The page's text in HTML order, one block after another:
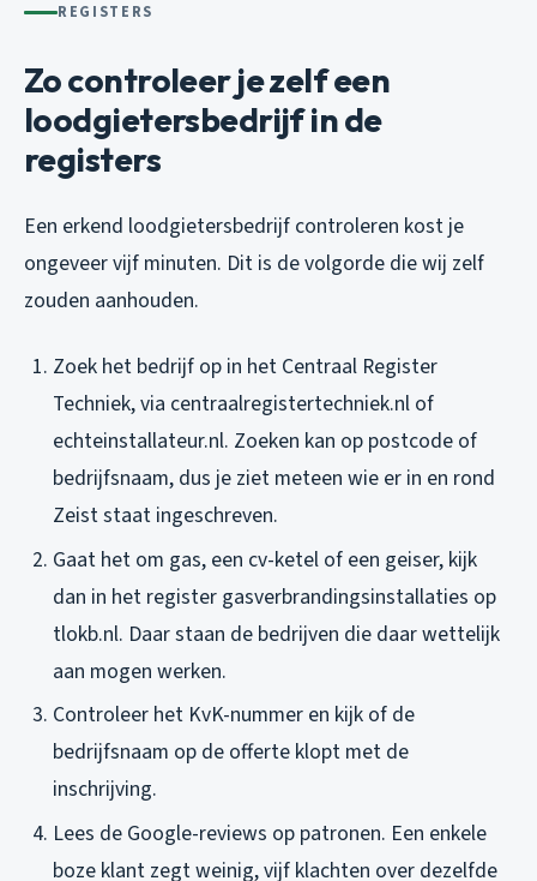
REGISTERS
Zo controleer je zelf een
loodgietersbedrijf in de
registers
Een erkend loodgietersbedrijf controleren kost je
ongeveer vijf minuten. Dit is de volgorde die wij zelf
zouden aanhouden.
Zoek het bedrijf op in het Centraal Register
Techniek, via centraalregistertechniek.nl of
echteinstallateur.nl. Zoeken kan op postcode of
bedrijfsnaam, dus je ziet meteen wie er in en rond
Zeist staat ingeschreven.
Gaat het om gas, een cv-ketel of een geiser, kijk
dan in het register gasverbrandingsinstallaties op
tlokb.nl. Daar staan de bedrijven die daar wettelijk
aan mogen werken.
Controleer het KvK-nummer en kijk of de
bedrijfsnaam op de offerte klopt met de
inschrijving.
Lees de Google-reviews op patronen. Een enkele
boze klant zegt weinig, vijf klachten over dezelfde